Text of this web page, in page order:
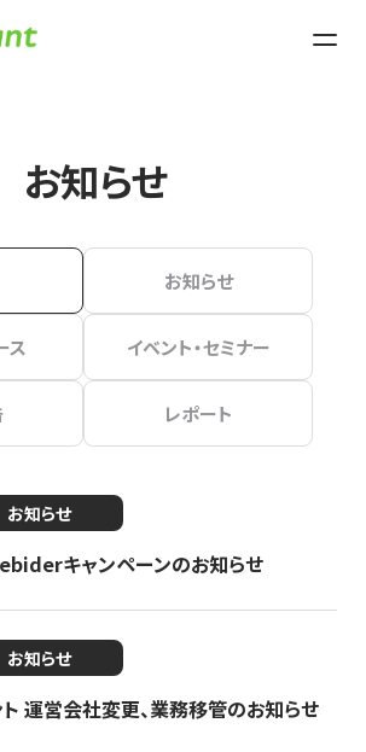
お知らせ
お知らせ
ス イベント・セミナー
レポート
お知らせ
キャンペーンのお知らせ
お知らせ
ト 運営会社変更、業務移管のお知らせ